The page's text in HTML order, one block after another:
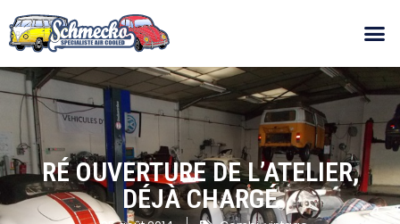
RÉ OUVERTURE DE L’ATELIER,
DÉJÀ CHARGÉ